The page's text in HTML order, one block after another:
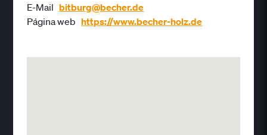
E-Mail bitburg@becher.de
Página web https://www.becher-holz.de